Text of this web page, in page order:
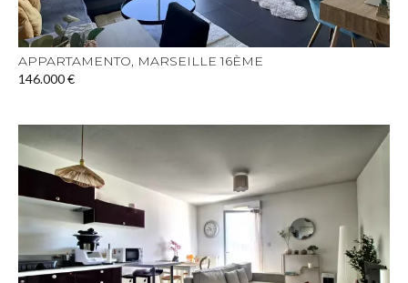
APPARTAMENTO, MARSEILLE 16ÈME
146.000 €